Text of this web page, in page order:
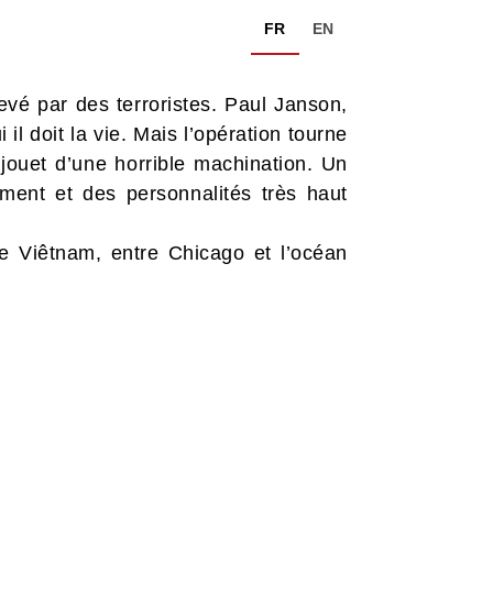
FR EN
par des terroristes. Paul Janson,
doit la vie. Mais l’opération tourne
d’une horrible machination. Un
et des personnalités très haut
entre Chicago et l’océan